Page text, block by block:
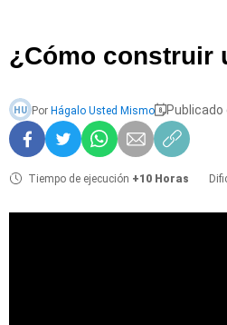
¿Cómo construir
HU Por Hágalo Usted Mismo Publicado
Tiempo de ejecución +10 Horas